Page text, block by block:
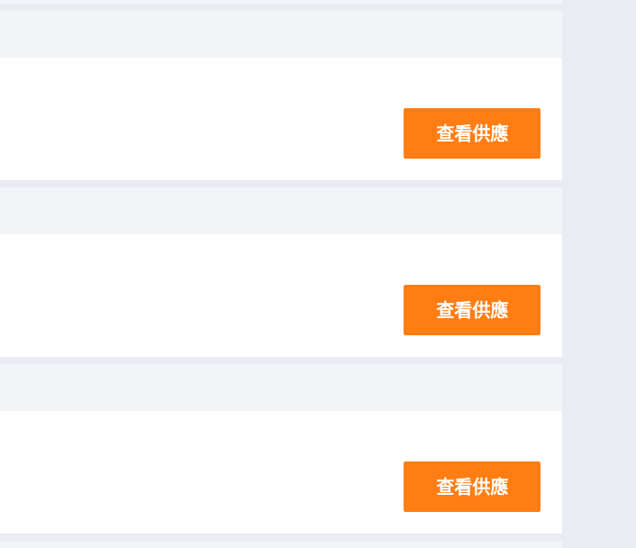
查看供應
查看供應
查看供應